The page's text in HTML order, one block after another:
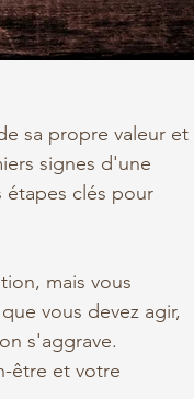
sa propre valeur et
signes d'une
étapes clés pour
mais vous
vous devez agir,
s'aggrave.
être et votre